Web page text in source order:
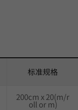
标准规格
200cm x 20(m/r
oll or m)